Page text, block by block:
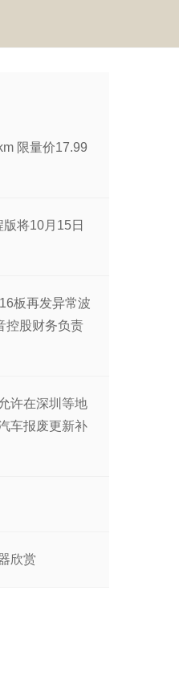
限量价17.99
将10月15日
板再发异常波
控股财务负责
许在深圳等地
车报废更新补
欣赏